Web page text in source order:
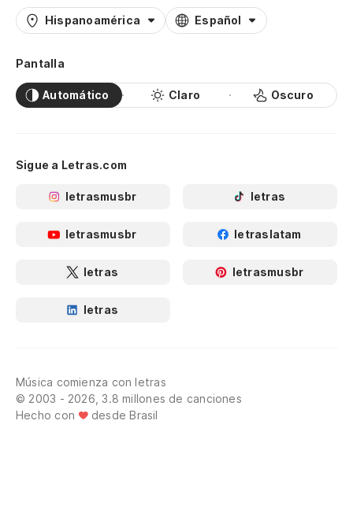
Hispanoamérica Español
Pantalla
Automático Claro Oscuro
Sigue a Letras.com
letrasmusbr letras
letrasmusbr letraslatam
letras letrasmusbr
letras
Música comienza con letras
© 2003 - 2026, 3.8 millones de canciones
Hecho con
desde Brasil